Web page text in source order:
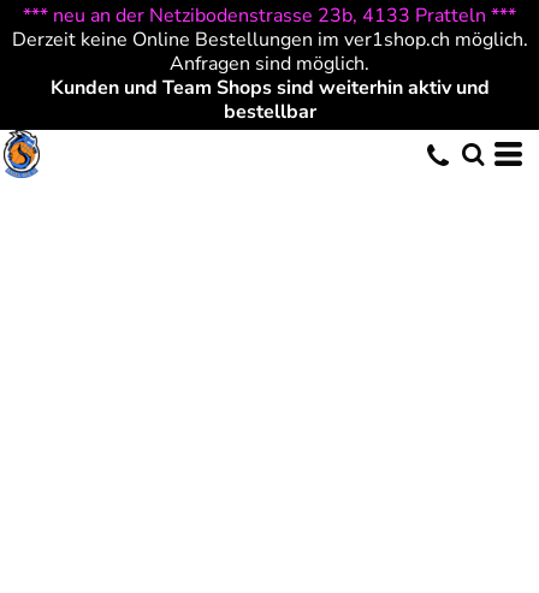
*** neu an der Netzibodenstrasse 23b, 4133 Pratteln ***
Derzeit keine Online Bestellungen im ver1shop.ch möglich.
Anfragen sind möglich.
Kunden und Team Shops sind weiterhin aktiv und
bestellbar